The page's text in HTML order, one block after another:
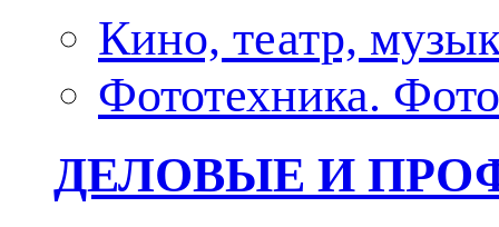
Кино, театр,
Фототехника.
ДЕЛОВЫЕ И